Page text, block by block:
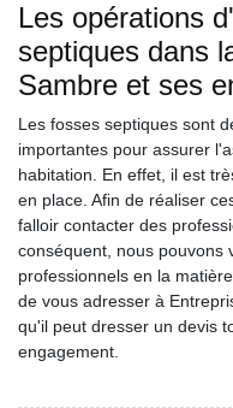
Les opérations
septiques dans
Sambre et ses
Les fosses septiques sont
importantes pour assurer
habitation. En effet, il est
en place. Afin de réaliser
falloir contacter des
conséquent, nous pouvons
professionnels en la
de vous adresser à
qu'il peut dresser un devis
engagement.